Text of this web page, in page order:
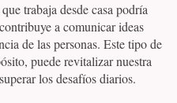
trabaja desde casa podría
a comunicar ideas
de las personas. Este tipo de
puede revitalizar nuestra
los desafíos diarios.